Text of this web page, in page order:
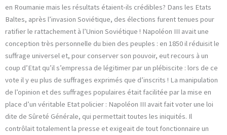
en Roumanie mais les résultats étaient-ils crédibles? Dans les Etats
Baltes, après l’invasion Soviétique, des élections furent tenues pour
ratifier le rattachement à l’Union Soviétique ! Napoléon III avait une
conception très personnelle du bien des peuples : en 1850 il réduisit le
suffrage universel et, pour conserver son pouvoir, eut recours à un
coup d’Etat qu’il s’empressa de légitimer par un plébiscite : lors de ce
vote il y eu plus de suffrages exprimés que d’inscrits ! La manipulation
de l’opinion et des suffrages populaires était facilitée par la mise en
place d’un véritable Etat policier : Napoléon III avait fait voter une loi
dite de Sûreté Générale, qui permettait toutes les iniquités. Il
contrôlait totalement la presse et exigeait de tout fonctionnaire un